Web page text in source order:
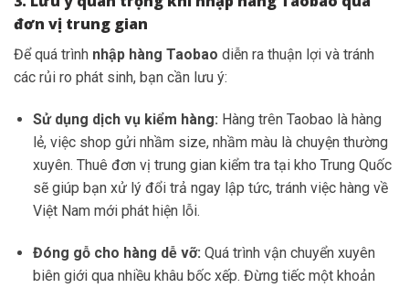
đơn vị trung gian
Để quá trình nhập hàng Taobao diễn ra thuận lợi và tránh
các rủi ro phát sinh, bạn cần lưu ý:
Sử dụng dịch vụ kiểm hàng: Hàng trên Taobao là hàng
lẻ, việc shop gửi nhầm size, nhầm màu là chuyện thường
xuyên. Thuê đơn vị trung gian kiểm tra tại kho Trung Quốc
sẽ giúp bạn xử lý đổi trả ngay lập tức, tránh việc hàng về
Việt Nam mới phát hiện lỗi.
Đóng gỗ cho hàng dễ vỡ: Quá trình vận chuyển xuyên
biên giới qua nhiều khâu bốc xếp. Đừng tiếc một khoản